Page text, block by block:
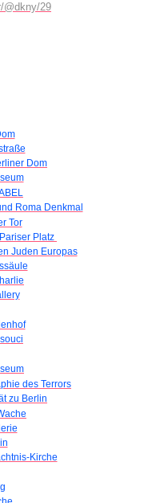
@dkny/29
Dom
Roma Denkmal
Tor
Platz
Juden Europas
des Terrors
zu Berlin
Kirche